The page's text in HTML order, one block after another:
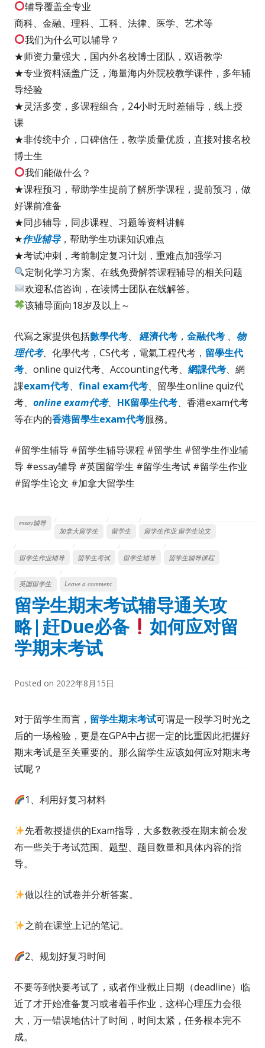
辅导覆盖全专业
商科、金融、理科、工科、法律、医学、艺术等
我们为什么可以辅导？
★师资力量强大，国内外名校博士团队，双语教学
★专业资料涵盖广泛，海量海内外院校教学课件，多年辅
导经验
★灵活多变，多课程组合，24小时无时差辅导，线上授
课
★非传统中介，口碑信任，教学质量优质，直接对接名校
博士生
我们能做什么？
★课程预习，帮助学生提前了解所学课程，提前预习，做
好课前准备
★同步辅导，同步课程、习题等资料讲解
★作业辅导，帮助学生功课知识难点
★考试冲刺，考前制定复习计划，重难点加强学习
定制化学习方案、在线免费解答课程辅导的相关问题
欢迎私信咨询，在读博士团队在线解答。
该辅导面向18岁及以上～
代寫之家提供包括數學代考、 經濟代考 ， 金融代考 、 物
理代考、化學代考，CS代考，電氣工程代考， 留學生代
考、online quiz代考、Accounting代考、 網課代考、網
課exam代考、 final exam代考、留學生online quiz代
考、 online exam代考、 HK留學生代考、香港exam代考
等在内的香港留學生exam代考服務。
#留学生辅导 #留学生辅导课程 #留学生 #留学生作业辅
导 #essay辅导 #英国留学生 #留学生考试 #留学生作业
#留学生论文 #加拿大留学生
essay辅导
加拿大留学生
留学生 留学生作业.留学生论文
留学生作业辅导 留学生考试 留学生辅导 留学生辅导课程
英国留学生 Leave a comment
留学生期末考试辅导通关攻
略|赶Due必备
如何应对留
学期末考试
Posted on 2022年8月15日
对于留学生而言， 留学生期末考试可谓是一段学习时光之
后的一场检验，更是在GPA中占据一定的比重因此把握好
期末考试是至关重要的。那么留学生应该如何应对期末考
试呢？
1、利用好复习材料
先看教授提供的Exam指导，大多数教授在期末前会发
布一些关于考试范围、题型、题目数量和具体内容的指
导。
做以往的试卷并分析答案。
之前在课堂上记的笔记。
2、规划好复习时间
不要等到快要考试了，或者作业截止日期（deadline）临
近了才开始准备复习或者着手作业，这样心理压力会很
大，万一错误地估计了时间，时间太紧，任务根本完不
成。